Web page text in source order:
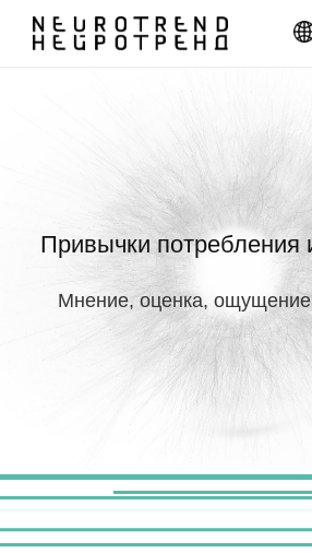
Привычки потребления
Мнение, оценка, ощущение